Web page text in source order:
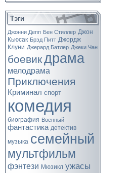
Тэги
Джонни Депп Бен Стиллер Джон
Кьюсак Брэд Питт Джордж
Клуни Джерард Батлер Джеки Чан
боевикдрама
мелодрама
Приключения
Криминал спорт
комедия
биография Военный
фантастика детектив
музыка семейный
мультфильм
фэнтези Мюзикл ужасы